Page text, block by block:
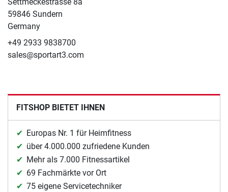
Settmeckestrasse 8a
59846 Sundern
Germany
+49 2933 9838700
sales@sportart3.com
FITSHOP BIETET IHNEN
Europas Nr. 1 für Heimfitness
über 4.000.000 zufriedene Kunden
Mehr als 7.000 Fitnessartikel
69 Fachmärkte vor Ort
75 eigene Servicetechniker